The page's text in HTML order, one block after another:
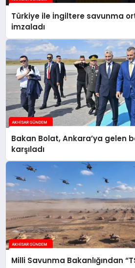
Türkiye ile İngiltere savunma
imzaladı
Bakan Bolat, Ankara’ya gelen
karşıladı
Milli Savunma Bakanlığından